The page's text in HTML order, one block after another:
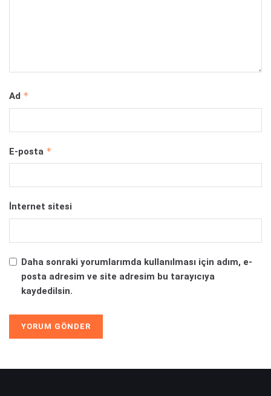
Ad *
E-posta *
İnternet sitesi
Daha sonraki yorumlarımda kullanılması için adım, e-
posta adresim ve site adresim bu tarayıcıya
kaydedilsin.